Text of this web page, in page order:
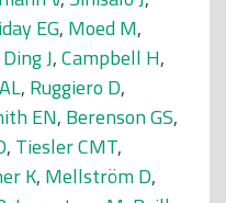
EG, Moed M,
Ding J,Campbell H,
, Ruggiero D,
EN, Berenson GS,
, Tiesler CMT,
K, Mellström D,